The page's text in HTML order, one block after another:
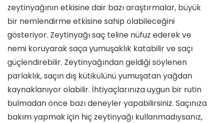
zeytinyağının etkisine dair bazı araştırmalar, büyük
bir nemlendirme etkisine sahip olabileceğini
gösteriyor. Zeytinyağı saç teline nüfuz ederek ve
nemi koruyarak saça yumuşaklık katabilir ve saçı
güçlendirebilir. Zeytinyağından geldiği söylenen
parlaklık, saçın dış kütikülünü yumuşatan yağdan
kaynaklanıyor olabilir. İhtiyaçlarınıza uygun bir rutin
bulmadan önce bazı deneyler yapabilirsiniz. Saçınıza
bakım yapmak için hiç zeytinyağı kullanmadıysanız,